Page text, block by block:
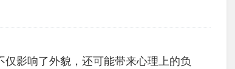
影响了外貌，还可能带来心理上的负